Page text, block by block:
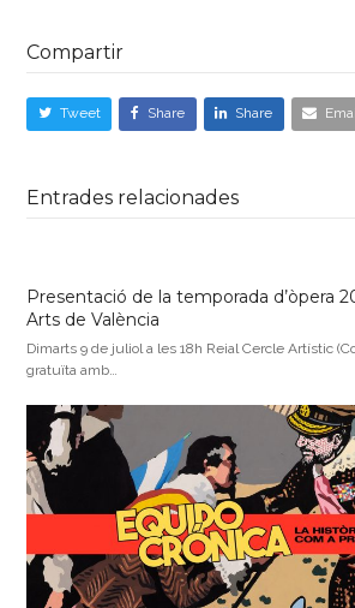
Compartir
Tweet Share Share
Entrades relacionades
Presentació de la temporada d’òpera
Arts de València
Dimarts 9 de juliol a les 18h Reial Cercle Artístic
gratuïta amb…